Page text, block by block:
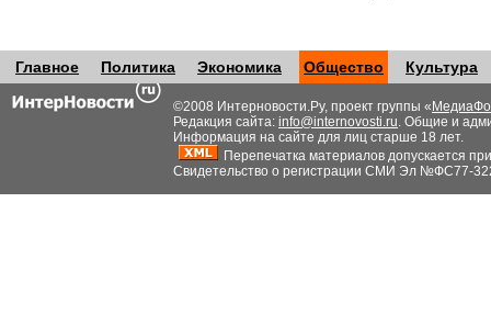
Главное Политика Экономика Общество Культура
©2008 Интерновости.Ру, проект группы «
Редакция сайта: info@internovosti.ru. Общие и
Информация на сайте для лиц старше 18 лет.
Перепечатка материалов допускается
Свидетельство о регистрации СМИ Эл №ФС77-